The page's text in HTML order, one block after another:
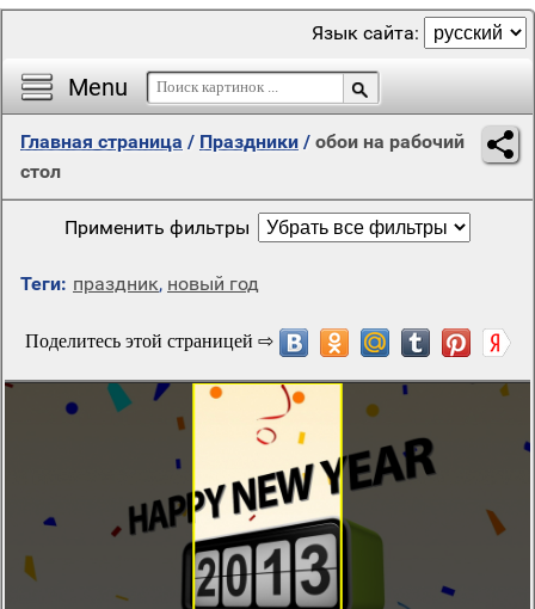
Menu
Язык сайта:
Главная страница / Праздники / обои на рабочий
стол
Применить фильтры
Теги: праздник, новый год